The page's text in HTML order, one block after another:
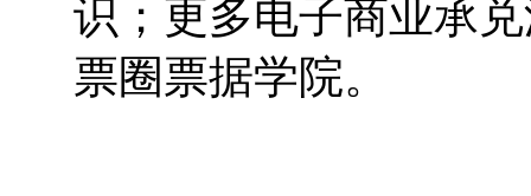
识；更多电子商业承
票圈票据学院。